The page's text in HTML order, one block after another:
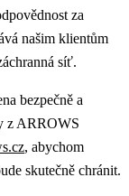
za
našim klientům
síť.
bezpečně a
z ARROWS
, abychom
skutečně chránit.